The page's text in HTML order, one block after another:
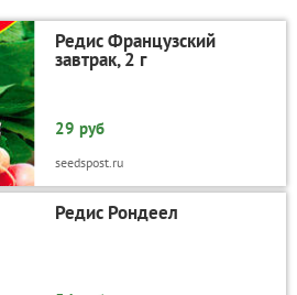
Редис Французский
завтрак, 2 г
29 руб
seedspost.ru
Редис Рондеел